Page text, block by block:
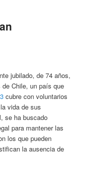
jubilado, de 74 años,
Chile, un país que
cubre con voluntarios
vida de sus
se ha buscado
para mantener las
los que pueden
la ausencia de